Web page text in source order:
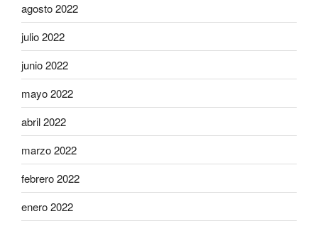
agosto 2022
julio 2022
junio 2022
mayo 2022
abril 2022
marzo 2022
febrero 2022
enero 2022